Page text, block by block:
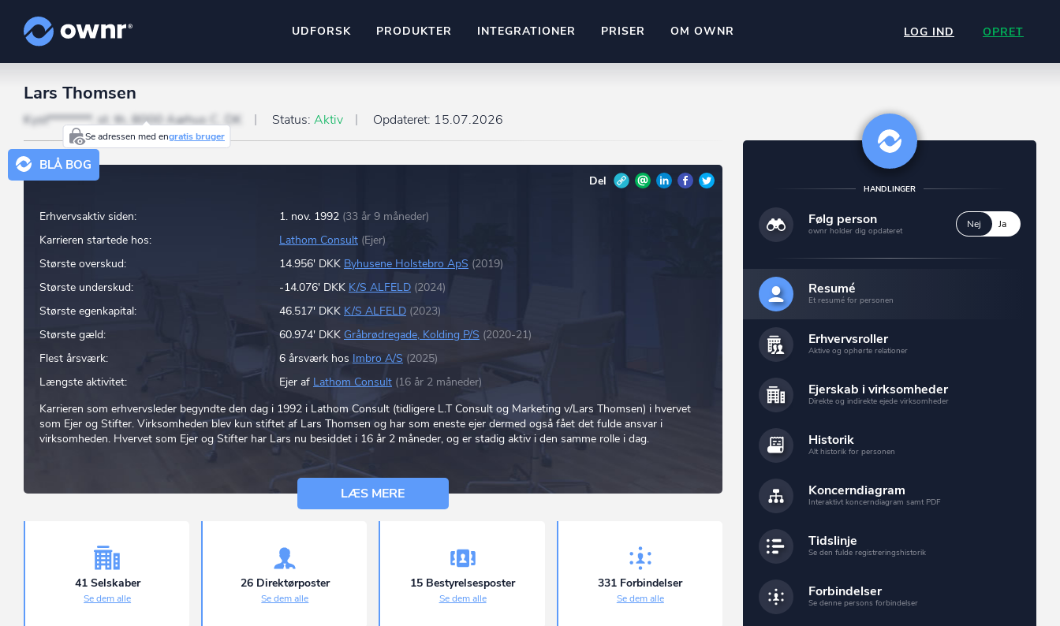
UDFORSK PRODUKTER
Hold dig opdateret og compliant
Sæt strøm til dit nysalg
ownr Segmentering
Identificer salgsklare kundeemner
INTEGRATIONER
Kun fantasien sætter grænsen
Ownr ajour goes supersonic
Ajour
PRISER OM OWNR LOG IND OPRET
Lars Thomsen
Kyst********, st. th, 8000 Aarhus C, DK
Se adressen med engratis bruger
Status: Aktiv Opdateret: 15.07.2026
BLÅ BOG
Del
Erhvervsaktiv siden: 1. nov. 1992 (33 år 9 måneder)
Karrieren startede hos:
Lathom Consult (Ejer)
Største overskud:
14.956' DKK Byhusene Holstebro ApS (2019)
Største underskud:
-14.076' DKK K/S ALFELD (2024)
Største egenkapital:
46.517' DKK K/S ALFELD (2023)
Største gæld:
60.974' DKK Gråbrødregade, Kolding P/S (2020-21)
Flest årsværk:
6 årsværk hos Imbro A/S (2025)
Længste aktivitet:
Ejer af Lathom Consult (16 år 2 måneder)
Karrieren som erhvervsleder begyndte den dag i 1992 i Lathom Consult (tidligere L.T Consult og Marketing v/Lars Thomsen) i hvervet
som Ejer og Stifter. Virksomheden blev kun stiftet af Lars Thomsen og har som eneste ejer dermed også fået det fulde ansvar i
virksomheden. Hvervet som Ejer og Stifter har Lars nu besiddet i 16 år 2 måneder, og er stadig aktiv i den samme rolle i dag.
LÆS MERE
41 Selskaber
Se dem alle
26 Direktørposter
Se dem alle
15 Bestyrelsesposter
Se dem alle
331 Forbindelser
Se dem alle
HANDLINGER
Følg person
ownr holder dig opdateret
Nej Ja
Resumé
Et resumé for personen
Erhvervsroller
Aktive og ophørte relationer
Ejerskab i virksomheder
Direkte og indirekte ejede virksomheder
Historik
Alt historik for personen
Koncerndiagram
Interaktivt koncerndiagram samt PDF
Tidslinje
Se den fulde registreringshistorik
Forbindelser
Se denne persons forbindelser